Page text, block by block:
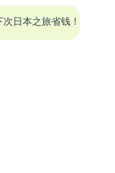
次日本之旅省钱！